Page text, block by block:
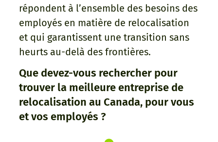
répondent à l’ensemble des besoins des
employés en matière de relocalisation
et qui garantissent une transition sans
heurts au-delà des frontières.
Que devez-vous rechercher pour
trouver la meilleure entreprise de
relocalisation au Canada, pour vous
et vos employés ?